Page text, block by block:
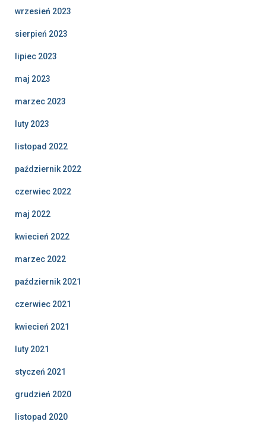
wrzesień 2023
sierpień 2023
lipiec 2023
maj 2023
marzec 2023
luty 2023
listopad 2022
październik 2022
czerwiec 2022
maj 2022
kwiecień 2022
marzec 2022
październik 2021
czerwiec 2021
kwiecień 2021
luty 2021
styczeń 2021
grudzień 2020
listopad 2020